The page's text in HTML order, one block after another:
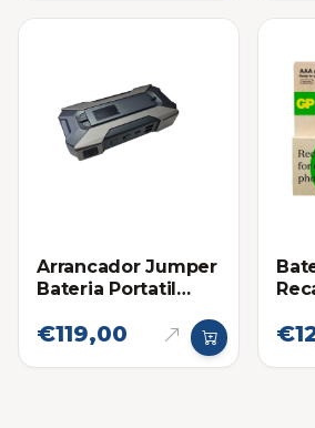
Arrancador Jumper
Bateria Portatil
€119,00